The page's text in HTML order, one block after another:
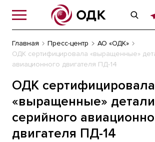
Главная Пресс-центр
АО «ОДК»
ОДК сертифицировала «выращенные»
авиационного двигателя ПД-14
ОДК сертифицировала
«выращенные» детали
серийного
двигателя ПД-14